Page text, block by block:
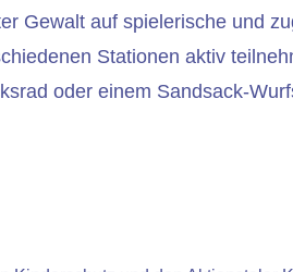
Gewalt auf spielerische und
Stationen aktiv
oder einem Sandsack-